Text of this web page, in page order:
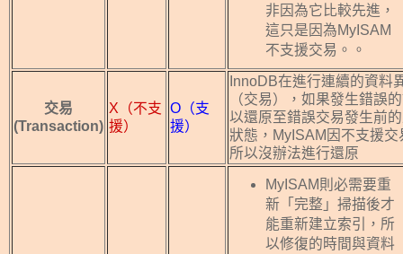
非因為它比較先進，
這只是因為MyISAM
不支援交易。。
交易
(Transaction)
X（不支
援）
O（支
援）
InnoDB在進行連續的資料
（交易），如果發生錯誤
以還原至錯誤交易發生前
狀態，MyISAM因不支援交
所以沒辦法進行還原
MyISAM則必需要重
新「完整」掃描後才
能重新建立索引，所
以修復的時間與資料